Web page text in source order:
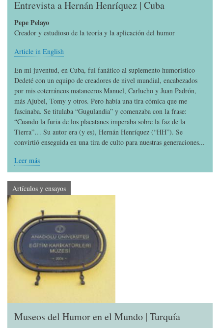
Entrevista a Hernán Henríquez | Cuba
Pepe Pelayo
Creador y estudioso de la teoría y la aplicación del humor
Article in English
En mi juventud, en Cuba, fui fanático al suplemento humorístico
Dedeté con un equipo de creadores de nivel mundial, encabezados
por mis coterráneos matanceros Manuel, Carlucho y Juan Padrón,
más Ajubel, Tomy y otros. Pero había una tira cómica que me
fascinaba. Se titulaba “Gugulandia” y comenzaba con la frase:
“Cuando la furia de los placatanes imperaba sobre la faz de la
Tierra”… Su autor era (y es), Hernán Henríquez (“HH”). Se
convirtió enseguida en una tira de culto para nuestras generaciones...
Leer más
Artículos y ensayos
Museos del Humor en el Mundo | Turquía